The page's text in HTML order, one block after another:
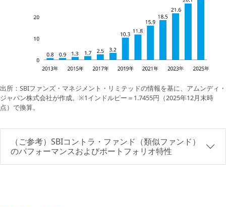
出所：SBIファンズ・マネジメント・リミテッドの情報を基に、アムンディ・
ジャパン株式会社が作成。※1インドルピー＝1.7455円（2025年12月末時
点）で換算。
（ご参考）SBIコントラ・ファンド（類似ファンド）
のパフォーマンスおよびポートフォリオ特性